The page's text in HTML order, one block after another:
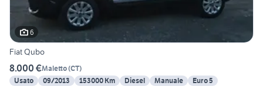
6
Fiat Qubo
8.000 €Maletto(CT)
Usato
09/2013 153000 Km Diesel Manuale Euro 5